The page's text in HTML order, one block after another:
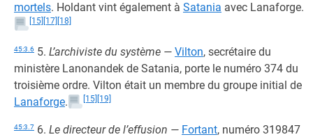
mortels. Holdant vint également à Satania avec Lanaforge.
[15] [17] [18]
45:3.6 5. L’archiviste du système — Vilton, secrétaire du
ministère Lanonandek de Satania, porte le numéro 374 du
troisième ordre. Vilton était un membre du groupe initial de
Lanaforge. [15] [19]
45:3.7 6. Le directeur de l’effusion — Fortant, numéro 319847